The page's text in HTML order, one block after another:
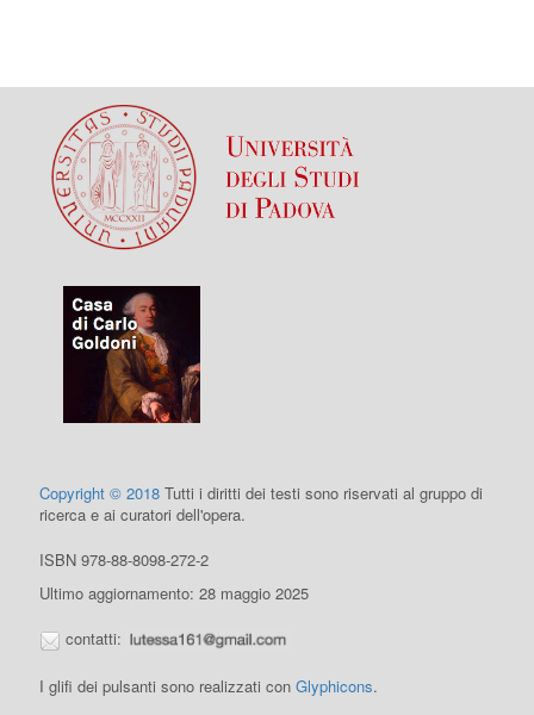
Copyright © 2018 Tutti i diritti dei testi sono riservati al gruppo di
ricerca e ai curatori dell'opera.
ISBN 978-88-8098-272-2
Ultimo aggiornamento: 28 maggio 2025
contatti:
I glifi dei pulsanti sono realizzati conGlyphicons.